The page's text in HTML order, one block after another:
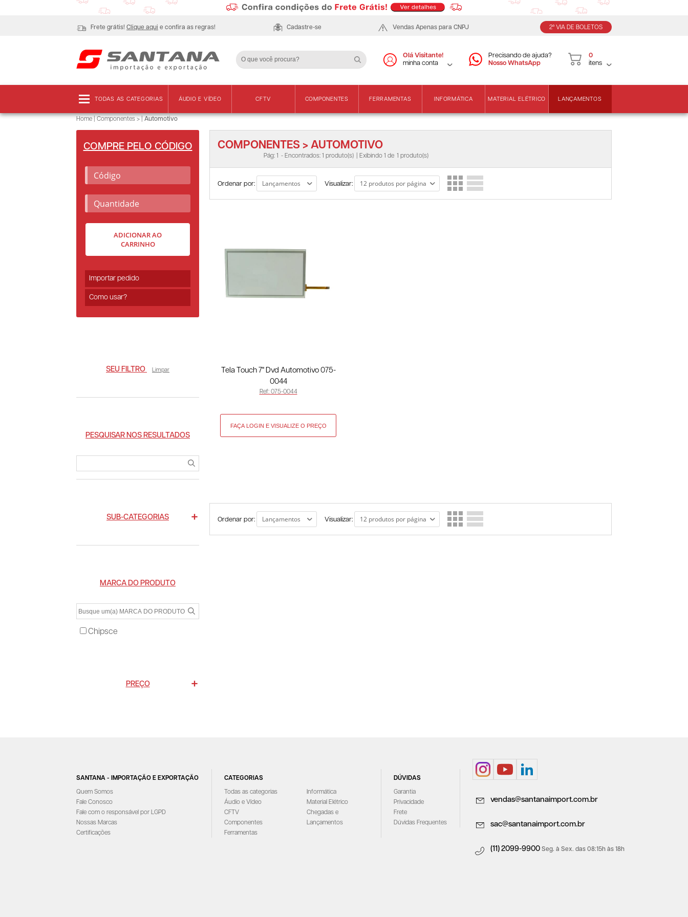
Frete grátis! Clique aqui e confira as regras! Cadastre-se Vendas Apenas para CNPJ 2ª VIA DE BOLETOS
Olá Visitante!
minha conta
Precisando de ajuda?
Nosso WhatsApp
0
itens
TODAS AS CATEGORIAS ÁUDIO E VÍDEO CFTV COMPONENTES FERRAMENTAS INFORMÁTICA MATERIAL ELÉTRICO LANÇAMENTOS
Home Componentes > Automotivo
COMPRE PELO CÓDIGO
ADICIONAR AO
CARRINHO
Importar pedido
Como usar?
SEU FILTRO Limpar
PESQUISAR NOS RESULTADOS
SUB-CATEGORIAS
MARCA DO PRODUTO
Chipsce
PREÇO
COMPONENTES > AUTOMOTIVO
Pág: 1 - Encontrados: 1 produto(s) | Exibindo 1 de 1 produto(s)
Ordenar por: Visualizar:
Tela Touch 7" Dvd Automotivo 075-
0044
Ref: 075-0044
Ordenar por: Visualizar:
SANTANA - IMPORTAÇÃO E EXPORTAÇÃO
Quem Somos
Fale Conosco
Fale com o responsável por LGPD
Nossas Marcas
Certificações
CATEGORIAS
Todas as categorias
Áudio e Vídeo
CFTV
Componentes
Ferramentas
Informática
Material Elétrico
Chegadas e
Lançamentos
DÚVIDAS
Garantia
Privacidade
Frete
Dúvidas Frequentes
vendas@santanaimport.com.br
sac@santanaimport.com.br
(11) 2099-9900 Seg. à Sex. das 08:15h às 18h